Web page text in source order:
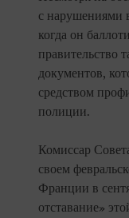
с нарушениями
когда он
правительство
документов,
средством
полиции.
Комиссар
своем
Франции в
отставание»